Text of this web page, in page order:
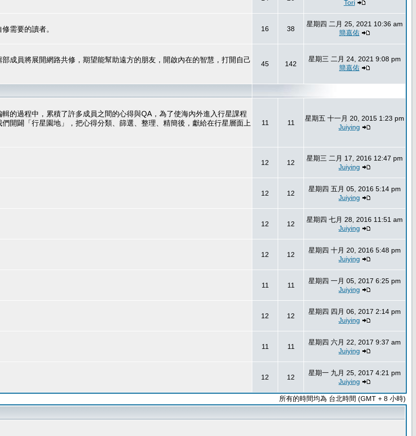
Tori
需要的讀者。
16 38
星期四 二月 25, 2021 10:36 am
簡嘉佑
成員將展開網路共修，期望能幫助遠方的朋友，開啟內在的智慧，打開自己
45 142
星期三 二月 24, 2021 9:08 pm
簡嘉佑
的過程中，累積了許多成員之間的心得與QA，為了使海內外進入行星課程
開闢「行星園地」，把心得分類、篩選、整理、精簡後，獻給在行星層面上
11 11
星期五 十一月 20, 2015 1:23 pm
Juiying
12 12
星期三 二月 17, 2016 12:47 pm
Juiying
12 12
星期四 五月 05, 2016 5:14 pm
Juiying
12 12
星期四 七月 28, 2016 11:51 am
Juiying
12 12
星期四 十月 20, 2016 5:48 pm
Juiying
11 11
星期四 一月 05, 2017 6:25 pm
Juiying
12 12
星期四 四月 06, 2017 2:14 pm
Juiying
11 11
星期四 六月 22, 2017 9:37 am
Juiying
12 12
星期一 九月 25, 2017 4:21 pm
Juiying
所有的時間均為 台北時間 (GMT + 8 小時)